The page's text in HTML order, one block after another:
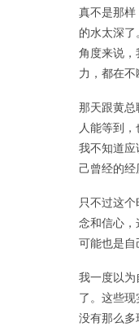
真不是那
的水太深
角度来说
力，都在不
那天跟黄
人能等到
我不知道应
己曾经的经
只不过这
念和信心
可能也是自
我一度以
了。这些
没有那么